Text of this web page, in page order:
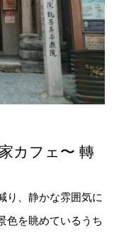
カフェ〜 轉
り、静かな雰囲気に
色を眺めているうち